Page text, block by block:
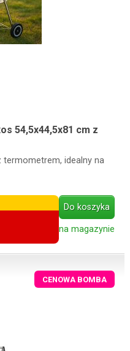
54,5x44,5x81 cm z
termometrem, idealny na
Do koszyka
na magazynie
CENOWA BOMBA